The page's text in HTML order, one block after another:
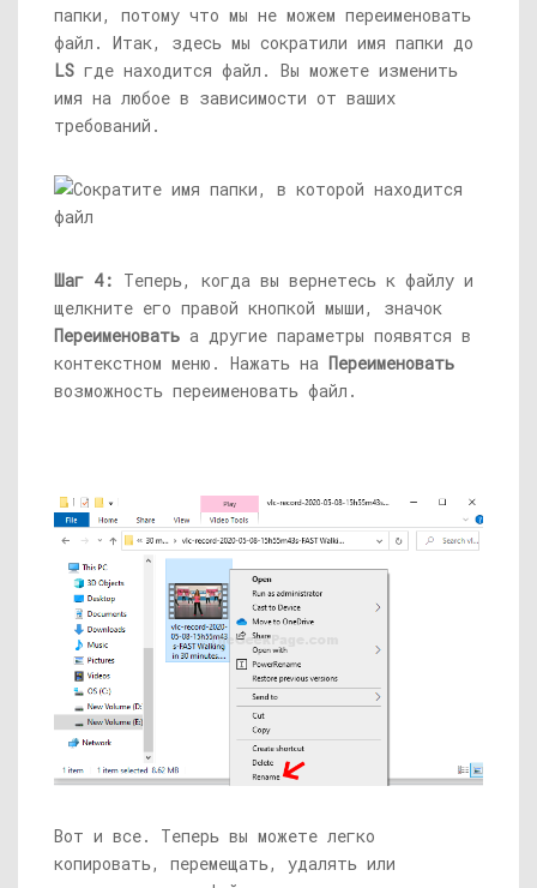
папки, потому что мы не можем переименовать
файл. Итак, здесь мы сократили имя папки до
LS где находится файл. Вы можете изменить
имя на любое в зависимости от ваших
требований.
Шаг 4: Теперь, когда вы вернетесь к файлу и
щелкните его правой кнопкой мыши, значок
Переименовать а другие параметры появятся в
контекстном меню. Нажать на Переименовать
возможность переименовать файл.
Вот и все. Теперь вы можете легко
копировать, перемещать, удалять или